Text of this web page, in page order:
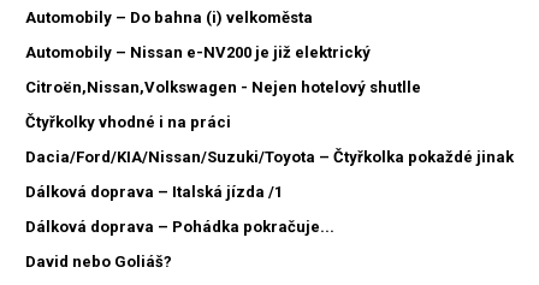
Automobily – Do bahna (i) velkoměsta
Automobily – Nissan e-NV200 je již elektrický
Citroën,Nissan,Volkswagen - Nejen hotelový shutlle
Čtyřkolky vhodné i na práci
Dacia/Ford/KIA/Nissan/Suzuki/Toyota – Čtyřkolka pokaždé jinak
Dálková doprava – Italská jízda /1
Dálková doprava – Pohádka pokračuje...
David nebo Goliáš?